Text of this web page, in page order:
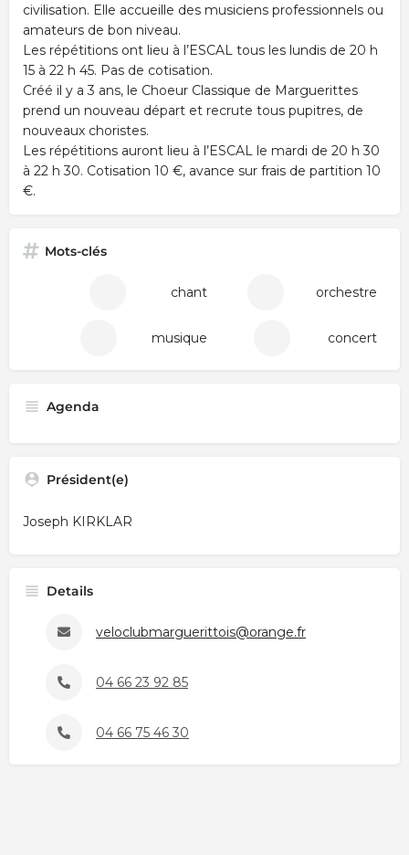
civilisation. Elle accueille des musiciens professionnels ou
amateurs de bon niveau.
Les répétitions ont lieu à l’ESCAL tous les lundis de 20 h
15 à 22 h 45. Pas de cotisation.
Créé il y a 3 ans, le Choeur Classique de Marguerittes
prend un nouveau départ et recrute tous pupitres, de
nouveaux choristes.
Les répétitions auront lieu à l’ESCAL le mardi de 20 h 30
à 22 h 30. Cotisation 10 €, avance sur frais de partition 10
€.
Mots-clés
chant orchestre
musique concert
Agenda
Président(e)
Joseph KIRKLAR
Details
veloclubmarguerittois@orange.fr
04 66 23 92 85
04 66 75 46 30